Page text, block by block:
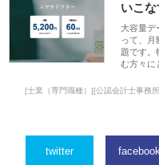
いこ
大容量デ
って、月
題です。
む方々に
[士業（専門職種）][公認会計士事務
twitter